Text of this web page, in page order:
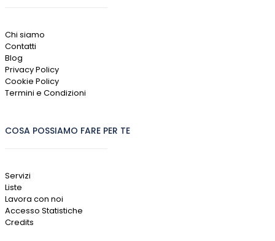
Chi siamo
Contatti
Blog
Privacy Policy
Cookie Policy
Termini e Condizioni
COSA POSSIAMO FARE PER TE
Servizi
Liste
Lavora con noi
Accesso Statistiche
Credits